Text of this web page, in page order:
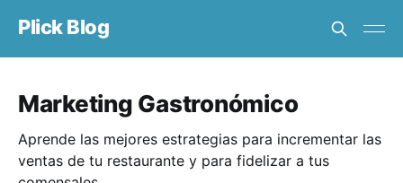
Plick Blog
Marketing Gastronómico
Aprende las mejores estrategias para incrementar las
ventas de tu restaurante y para fidelizar a tus